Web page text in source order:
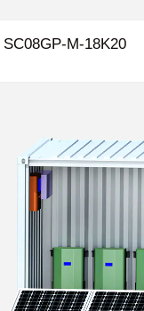
SC08GP-M-18K20